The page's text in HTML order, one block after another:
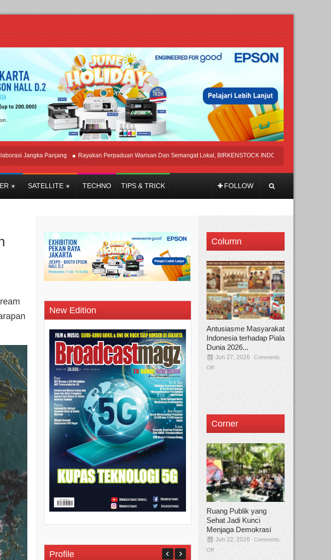
Jangka Panjang Rayakan Perpaduan Warisan Dan Semangat Lokal, BIRKENSTOCK INDONESIA Membuka Took di
SATELLITE TECHNO TIPS & TRICK FOLLOW
New Edition
Profile
Column
Antusiasme Masyarakat
Indonesia terhadap Piala
Dunia 2026...
Jun 27, 2026
Comments
Off
Corner
Ruang Publik yang
Sehat Jadi Kunci
Menjaga Demokrasi
Jun 22, 2026
Comments
Off